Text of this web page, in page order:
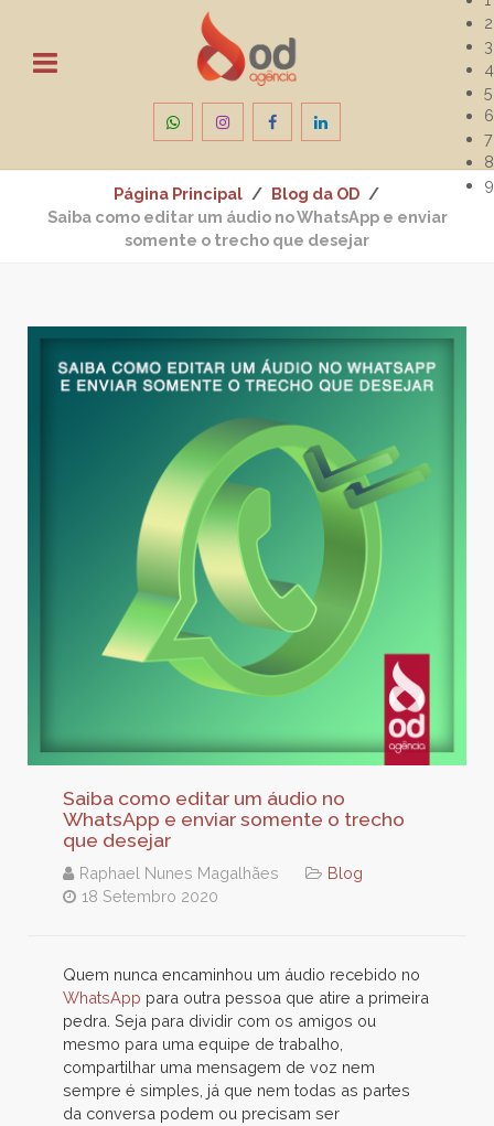
Página Principal
Blog da OD
Saiba como editar um áudio no WhatsApp e enviar
somente o trecho que desejar
Saiba como editar um áudio no
WhatsApp e enviar somente o trecho
que desejar
Raphael Nunes Magalhães
Blog
18 Setembro 2020
Quem nunca encaminhou um áudio recebido no
WhatsApp para outra pessoa que atire a primeira
pedra. Seja para dividir com os amigos ou
mesmo para uma equipe de trabalho,
compartilhar uma mensagem de voz nem
sempre é simples, já que nem todas as partes
da conversa podem ou precisam ser
2
3
4
5
6
7
8
9